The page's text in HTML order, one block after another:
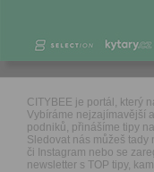
CITYBEE je portál, který
Vybíráme nejzajímavější
podniků, přinášíme tipy
Sledovat nás můžeš
či Instagram nebo se
newsletter s TOP tipy,